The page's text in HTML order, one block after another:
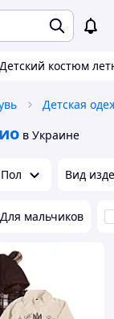
Детский костюм
Детская
в Украине
Пол Вид
Для мальчиков